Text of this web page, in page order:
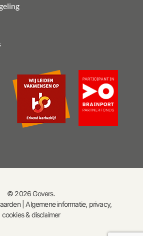
© 2026 Govers.
| Algemene informatie, privacy,
cookies & disclaimer